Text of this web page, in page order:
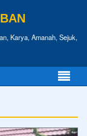
Karya, Amanah, Sejuk,